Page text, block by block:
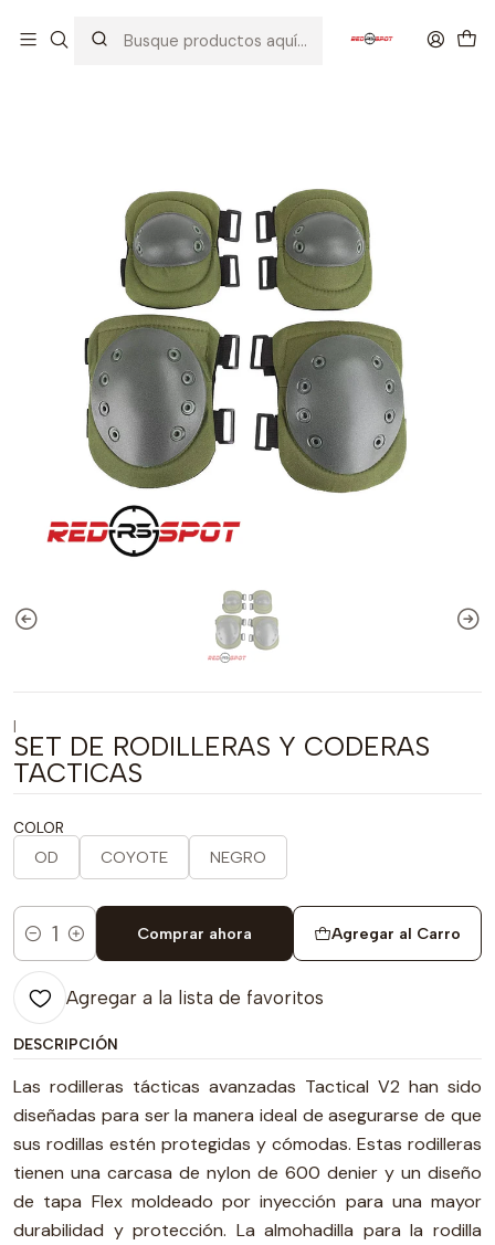
SET DE RODILLERAS Y CODERAS TACTICAS
|
SET DE RODILLERAS Y CODERAS
TACTICAS
COLOR
OD COYOTE NEGRO
Cantidad
Agregar al Carro
Comprar ahora
Agregar a la lista de favoritos
DESCRIPCIÓN
Las rodilleras tácticas avanzadas Tactical V2 han sido
diseñadas para ser la manera ideal de asegurarse de que
sus rodillas estén protegidas y cómodas. Estas rodilleras
tienen una carcasa de nylon de 600 denier y un diseño
de tapa Flex moldeado por inyección para una mayor
durabilidad y protección. La almohadilla para la rodilla